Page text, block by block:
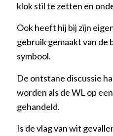
klok stil te zetten en
Ook heeft hij bij zijn
gebruik gemaakt van de
symbool.
De ontstane discussie
worden als de WL op
gehandeld.
Is de vlag van wit